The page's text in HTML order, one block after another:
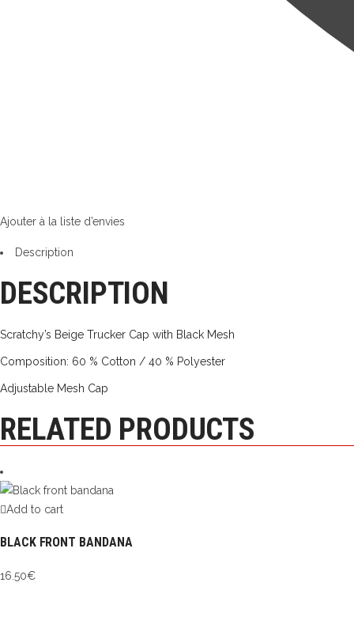
Ajouter à la liste d’envies
Description
DESCRIPTION
Scratchy’s Beige Trucker Cap with Black Mesh
Composition: 60 % Cotton / 40 % Polyester
Adjustable Mesh Cap
RELATED PRODUCTS
Add to cart
BLACK FRONT BANDANA
16.50€